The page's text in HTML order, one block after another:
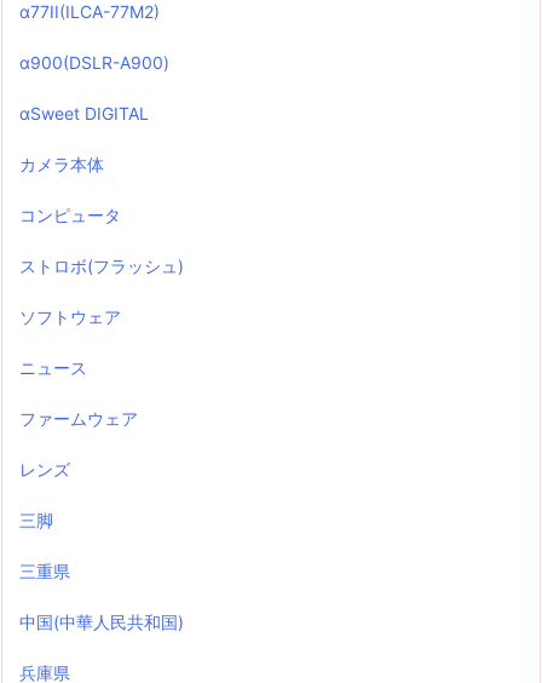
α77II(ILCA-77M2)
α900(DSLR-A900)
αSweet DIGITAL
カメラ本体
コンピュータ
ストロボ(フラッシュ)
ソフトウェア
ニュース
ファームウェア
レンズ
三脚
三重県
中国(中華人民共和国)
兵庫県